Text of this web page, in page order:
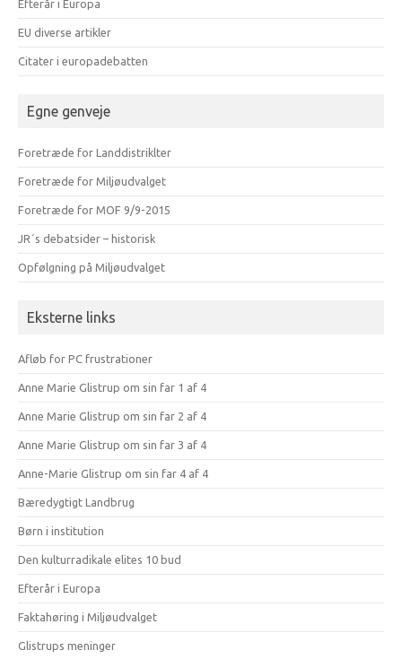
Efterår i Europa
EU diverse artikler
Citater i europadebatten
Egne genveje
Foretræde for Landdistriklter
Foretræde for Miljøudvalget
Foretræde for MOF 9/9-2015
JR´s debatsider – historisk
Opfølgning på Miljøudvalget
Eksterne links
Afløb for PC frustrationer
Anne Marie Glistrup om sin far 1 af 4
Anne Marie Glistrup om sin far 2 af 4
Anne Marie Glistrup om sin far 3 af 4
Anne-Marie Glistrup om sin far 4 af 4
Bæredygtigt Landbrug
Børn i institution
Den kulturradikale elites 10 bud
Efterår i Europa
Faktahøring i Miljøudvalget
Glistrups meninger